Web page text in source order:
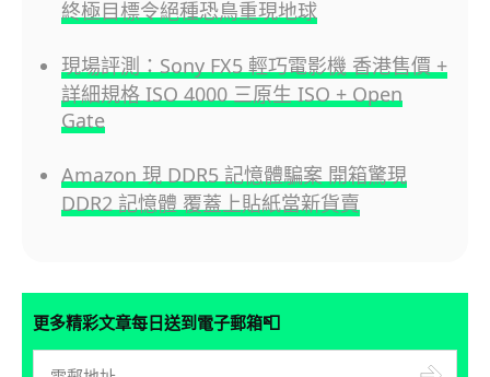
終極目標令絕種恐鳥重現地球
現場評測：Sony FX5 輕巧電影機 香港售價 +
詳細規格 ISO 4000 三原生 ISO + Open
Gate
Amazon 現 DDR5 記憶體騙案 開箱驚現
DDR2 記憶體 覆蓋上貼紙當新貨賣
更多精彩文章每日送到電子郵箱📮